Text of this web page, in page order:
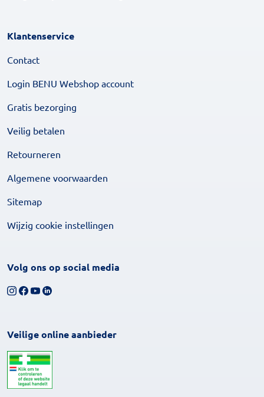
Klantenservice
Contact
Login BENU Webshop account
Gratis bezorging
Veilig betalen
Retourneren
Algemene voorwaarden
Sitemap
Wijzig cookie instellingen
Volg ons op social media
Volg ons op Instagram
Volg ons op Facebook
Bekijk ons YouTube-kanaal
Volg ons op LinkedIn
Veilige online aanbieder